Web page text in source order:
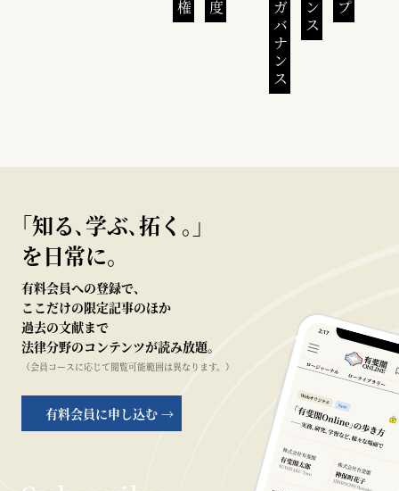
｢知る､学ぶ､拓く｡｣
を日常に。
有料会員への登録で、
ここだけの限定記事のほか
過去の文献まで
法律分野のコンテンツが読み放題。
（会員コースに応じて閲覧可能範囲は異なります。）
有料会員に申し込む →